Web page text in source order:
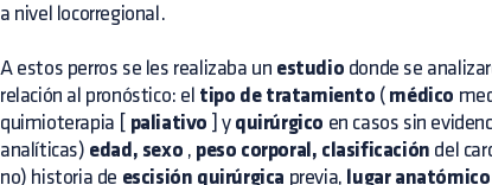
a nivel locorregional.
A estos perros se les realizaba un estudio donde se
relación al pronóstico: el tipo de tratamiento ( médico
quimioterapia [ paliativo ] y quirúrgico en casos sin
analíticas) edad, sexo , peso corporal, clasificación del
no) historia de escisión quirúrgica previa, lugar anatómico